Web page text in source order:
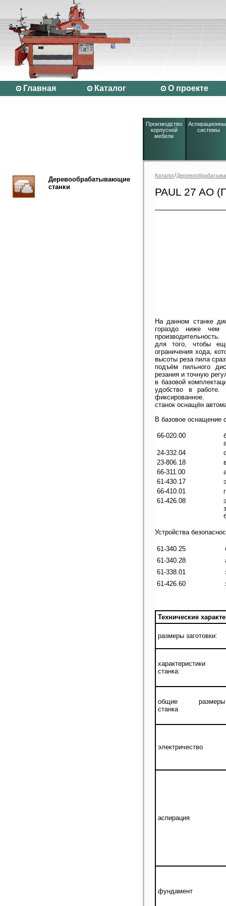
Главная Каталог О проекте
Производство
корпусной
мебели
системы
Деревообрабатывающие
станки
Каталог/
PAUL 27 AO
На данном станке
гораздо ниже чем
производительность.
для того, чтобы еще
ограничения хода,
высоты реза пила
подъём пильного
резания и точную
в базовой
удобство в работе.
фиксированное.
станок оснащён
В базовое оснащение
66-020.00
24-332.04
23-806.18
66-311.00
61-430.17
66-410.01
61-426.08
Устройства
61-340.25
61-340.28
61-338.01
61-426.60
Технические
размеры заготовки:
характеристики
станка:
общие размеры
станка
электричество
аспирация
фундамент